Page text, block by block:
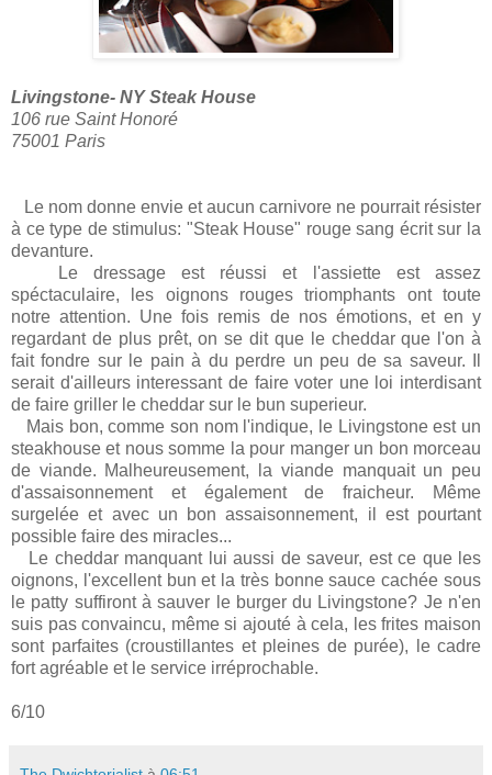
Livingstone- NY Steak House
106 rue Saint Honoré
75001 Paris
Le nom donne envie et aucun carnivore ne pourrait résister
à ce type de stimulus: "Steak House" rouge sang écrit sur la
devanture.
Le dressage est réussi et l'assiette est assez
spéctaculaire, les oignons rouges triomphants ont toute
notre attention. Une fois remis de nos émotions, et en y
regardant de plus prêt, on se dit que le cheddar que l'on à
fait fondre sur le pain à du perdre un peu de sa saveur. Il
serait d'ailleurs interessant de faire voter une loi interdisant
de faire griller le cheddar sur le bun superieur.
Mais bon, comme son nom l'indique, le Livingstone est un
steakhouse et nous somme la pour manger un bon morceau
de viande. Malheureusement, la viande manquait un peu
d'assaisonnement et également de fraicheur. Même
surgelée et avec un bon assaisonnement, il est pourtant
possible faire des miracles...
Le cheddar manquant lui aussi de saveur, est ce que les
oignons, l'excellent bun et la très bonne sauce cachée sous
le patty suffiront à sauver le burger du Livingstone? Je n'en
suis pas convaincu, même si ajouté à cela, les frites maison
sont parfaites (croustillantes et pleines de purée), le cadre
fort agréable et le service irréprochable.
6/10